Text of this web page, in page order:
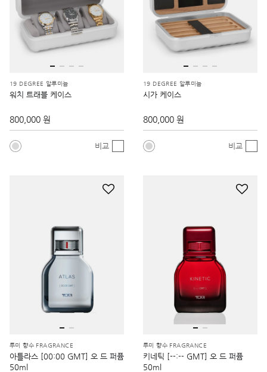
19 DEGREE 알루미늄
워치 트래블 케이스
800,000 원
비교
19 DEGREE 알루미늄
시가 케이스
800,000 원
비교
투미 향수 FRAGRANCE
아틀라스 [00:00 GMT] 오 드 퍼퓸
50ml
투미 향수 FRAGRANCE
키네틱 [--:-- GMT] 오 드 퍼퓸
50ml